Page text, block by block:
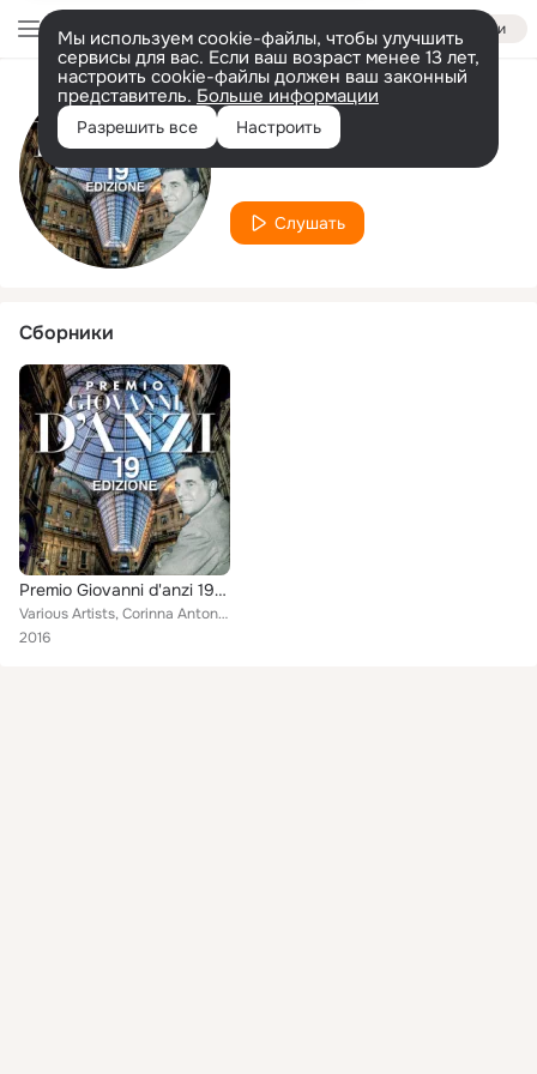
Войти
Мы используем cookie-файлы, чтобы улучшить
сервисы для вас. Если ваш возраст менее 13 лет,
настроить cookie-файлы должен ваш законный
представитель. Больше информации
Разрешить все Настроить
Исполнитель
Corinna Antona
Слушать
Сборники
Premio Giovanni d'anzi 19^ edizione
Various Artists, Corinna Antona, Patrizio Sassu, Giorgio Seropian, Franco Zerilli, Daniela Ferrari, Mau, Philippe Leon, Arianna ...
2016